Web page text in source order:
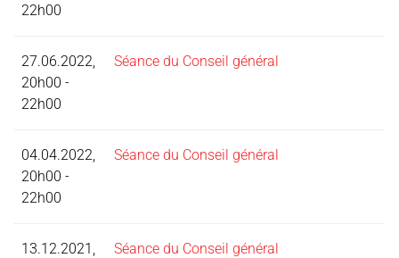
22h00
27.06.2022,
20h00 -
22h00
Séance du Conseil général
04.04.2022,
20h00 -
22h00
Séance du Conseil général
13.12.2021,
Séance du Conseil général